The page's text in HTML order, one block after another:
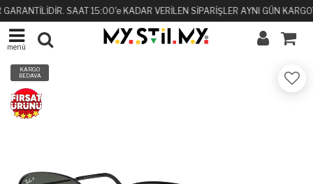
SAAT 15:00'e KADAR VERİLEN SİPARİŞLER AYNI GÜN
menü
KARGO
BEDAVA